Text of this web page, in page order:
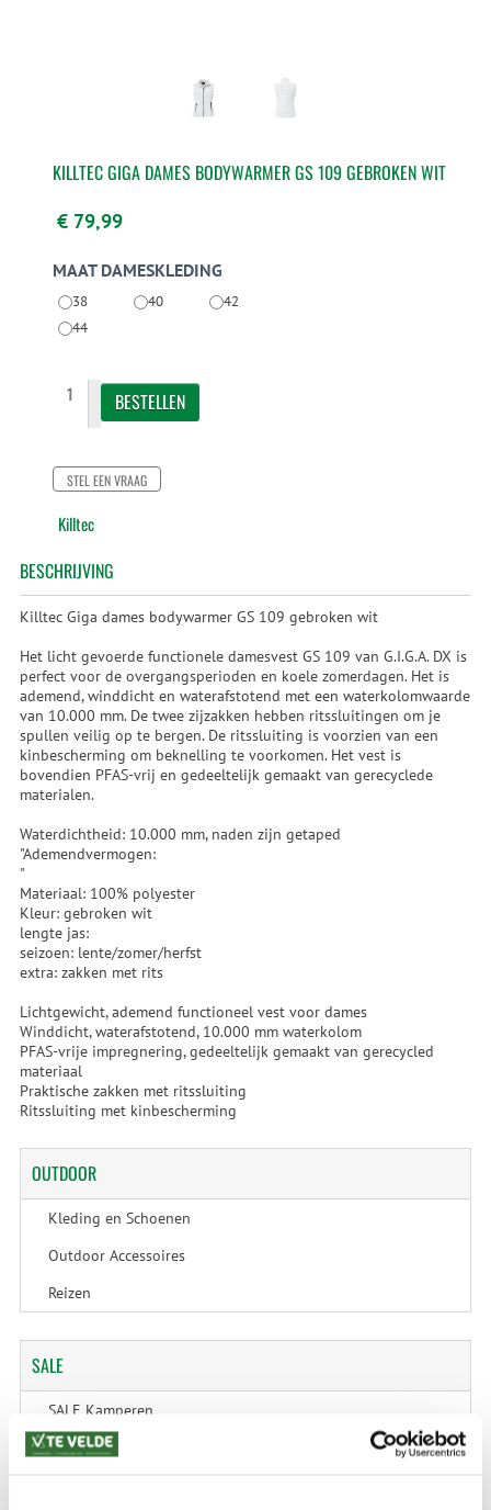
KILLTEC GIGA DAMES BODYWARMER GS 109 GEBROKEN WIT
€ 79,99
MAAT DAMESKLEDING
38 40
42
44
STEL EEN VRAAG
Killtec
BESCHRIJVING
Killtec Giga dames bodywarmer GS 109 gebroken wit
Het licht gevoerde functionele damesvest GS 109 van G.I.G.A. DX is
perfect voor de overgangsperioden en koele zomerdagen. Het is
ademend, winddicht en waterafstotend met een waterkolomwaarde
van 10.000 mm. De twee zijzakken hebben ritssluitingen om je
spullen veilig op te bergen. De ritssluiting is voorzien van een
kinbescherming om beknelling te voorkomen. Het vest is
bovendien PFAS-vrij en gedeeltelijk gemaakt van gerecyclede
materialen.
Waterdichtheid: 10.000 mm, naden zijn getaped
"Ademendvermogen:
"
Materiaal: 100% polyester
Kleur: gebroken wit
lengte jas:
seizoen: lente/zomer/herfst
extra: zakken met rits
Lichtgewicht, ademend functioneel vest voor dames
Winddicht, waterafstotend, 10.000 mm waterkolom
PFAS-vrije impregnering, gedeeltelijk gemaakt van gerecycled
materiaal
Praktische zakken met ritssluiting
Ritssluiting met kinbescherming
OUTDOOR
Kleding en Schoenen
Outdoor Accessoires
Reizen
SALE
SALE Kamperen
SALE Tuin